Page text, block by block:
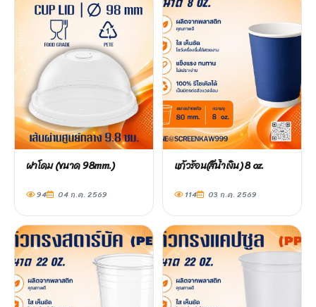
ฝาโดม (ขนาด 98mm.)
94 04 ก.ค. 2569
แก้วร้อน(สีน้ำเงิน) 8 oz.
114 03 ก.ค. 2569